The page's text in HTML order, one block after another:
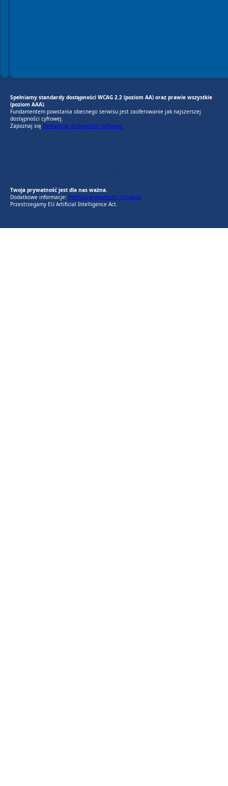
Spełniamy standardy dostępności WCAG 2.2 (poziom AA) oraz prawie wszystkie
(poziom AAA).
Fundamentem powstania obecnego serwisu jest zaoferowanie jak najszerszej
dostępności cyfrowej.
Zapoznaj się Deklaracją dostępności cyfrowej.
Twoja prywatność jest dla nas ważna.
Dodatkowe informacje: Polityka prywatności i cookies
Przestrzegamy EU Artificial Intelligence Act.